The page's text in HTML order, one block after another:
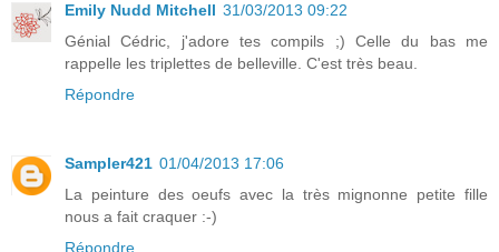
Emily Nudd Mitchell 31/03/2013 09:22
Génial Cédric, j'adore tes compils ;) Celle du bas me
rappelle les triplettes de belleville. C'est très beau.
Répondre
Sampler421 01/04/2013 17:06
La peinture des oeufs avec la très mignonne petite fille
nous a fait craquer :-)
Répondre